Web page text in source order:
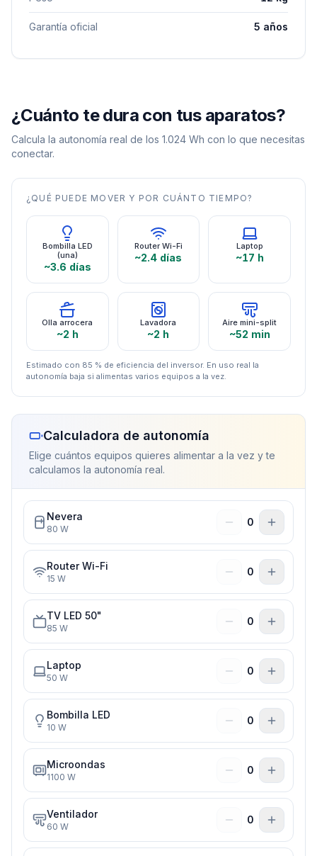
Garantía oficial 5 años
¿Cuánto te dura con tus aparatos?
Calcula la autonomía real de los 1.024 Wh con lo que necesitas
conectar.
¿QUÉ PUEDE MOVER Y POR CUÁNTO TIEMPO?
Bombilla LED
(una)
~3.6 días
Router Wi-Fi
~2.4 días
Laptop
~17 h
Olla arrocera
~2 h
Lavadora
~2 h
Aire mini-split
~52 min
Estimado con 85 % de eficiencia del inversor. En uso real la
autonomía baja si alimentas varios equipos a la vez.
Calculadora de autonomía
Elige cuántos equipos quieres alimentar a la vez y te
calculamos la autonomía real.
Nevera
80 W
0
Router Wi-Fi
15 W
0
TV LED 50"
85 W
0
Laptop
50 W
0
Bombilla LED
10 W
0
Microondas
1100 W
0
Ventilador
60 W
0